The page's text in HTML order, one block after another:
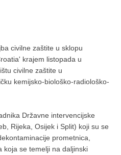
civilne zaštite u sklopu
krajem listopada u
civilne zaštite u
kemijsko-biološko-radiološko-
Državne intervencijske
Rijeka, Osijek i Split) koji su se
prometnica,
koja se temelji na daljinski